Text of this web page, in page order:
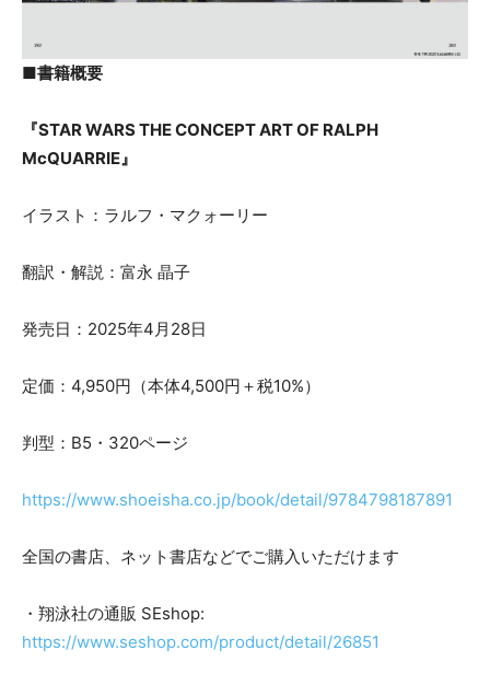
■書籍概要
『STAR WARS THE CONCEPT ART OF RALPH
McQUARRIE』
イラスト：ラルフ・マクォーリー
翻訳・解説：富永 晶子
発売日：2025年4月28日
定価：4,950円（本体4,500円＋税10%）
判型：B5・320ページ
https://www.shoeisha.co.jp/book/detail/9784798187891
全国の書店、ネット書店などでご購入いただけます
・翔泳社の通販 SEshop:
https://www.seshop.com/product/detail/26851